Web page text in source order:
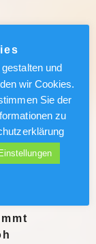
Mérimée
und
wir Cookies.
Sie der
zu